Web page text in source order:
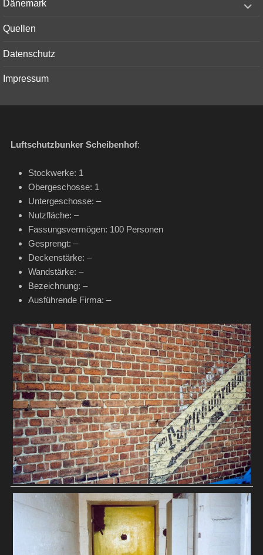
Dänemark
child
Quellen
Datenschutz
Impressum
Luftschutzbunker Scheibenhof:
Stockwerke: 1
Obergeschosse: 1
Untergeschosse: –
Nutzfläche: –
Fassungsvermögen: 100 Personen
Gesprengt: –
Deckenstärke: –
Wandstärke: –
Bezeichnung: –
Ausführende Firma: –